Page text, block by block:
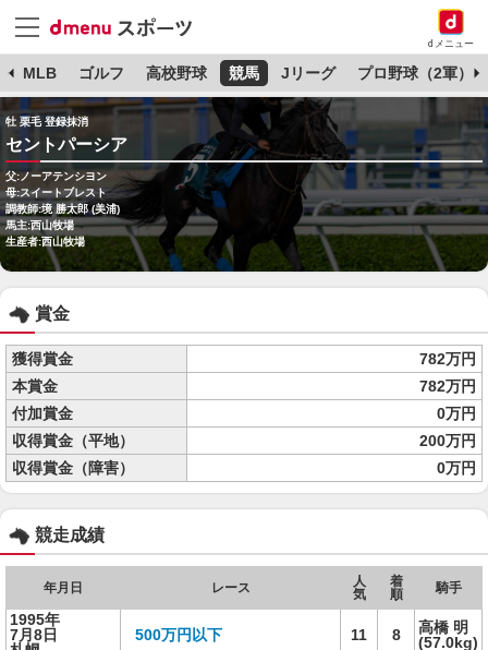
dメニュー
MLB ゴルフ 高校野球 競馬 Jリーグ プロ野球（2軍）
牡 栗毛 登録抹消
セントパーシア
父:ノーアテンシヨン
母:スイートブレスト
調教師:境 勝太郎 (美浦)
馬主:西山牧場
生産者:西山牧場
賞金
獲得賞金
782万円
本賞金
782万円
付加賞金
0万円
収得賞金（平地）
200万円
収得賞金（障害）
0万円
競走成績
年月日 レース
人
気
着
順
騎手
1995年
7月8日
500万円以下 11 8
高橋 明
(57.0kg)